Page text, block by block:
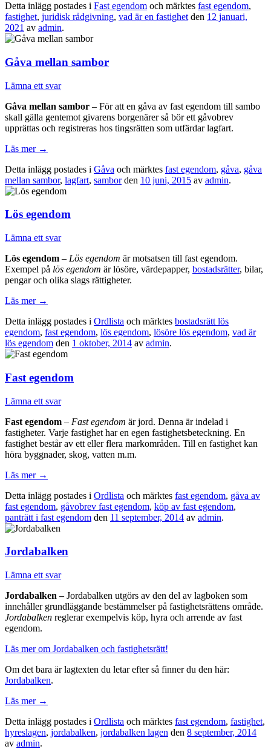
Detta inlägg postades i Fast egendom och märktes fast egendom,
fastighet, juridisk rådgivning, vad är en fastighet den 12 januari,
2021 av admin.
Gåva mellan sambor
Lämna ett svar
Gåva mellan sambor – För att en gåva av fast egendom till sambo
skall gälla gentemot givarens borgenärer så bör ett gåvobrev
upprättas och registreras hos tingsrätten som utfärdar lagfart.
Läs mer →
Detta inlägg postades i Gåva och märktes fast egendom, gåva, gåva
mellan sambor, lagfart, samborden 10 juni, 2015 av admin.
Lös egendom
Lämna ett svar
Lös egendom – Lös egendom är motsatsen till fast egendom.
Exempel på lös egendom är lösöre, värdepapper, bostadsrätter, bilar,
pengar och olika slags rättigheter.
Läs mer →
Detta inlägg postades i Ordlista och märktes bostadsrätt lös
egendom, fast egendom, lös egendom, lösöre lös egendom, vad är
lös egendom den 1 oktober, 2014 av admin.
Fast egendom
Lämna ett svar
Fast egendom – Fast egendom är jord. Denna är indelad i
fastigheter. Varje fastighet har en egen fastighetsbeteckning. En
fastighet består av ett eller flera markområden. Till en fastighet kan
höra byggnader, skog, vatten m.m.
Läs mer →
Detta inlägg postades i Ordlista och märktes fast egendom, gåva av
fast egendom, gåvobrev fast egendom, köp av fast egendom,
panträtt i fast egendom den 11 september, 2014 av admin.
Jordabalken
Lämna ett svar
Jordabalken –Jordabalken utgörs av den del av lagboken som
innehåller grundläggande bestämmelser på fastighetsrättens område.
Jordabalken reglerar exempelvis köp, hyra och arrende av fast
egendom.
Läs mer om Jordabalken och fastighetsrätt!
Om det bara är lagtexten du letar efter så finner du den här:
Jordabalken.
Läs mer →
Detta inlägg postades i Ordlista och märktes fast egendom, fastighet,
hyreslagen, jordabalken, jordabalken lagen den 8 september, 2014
av admin.